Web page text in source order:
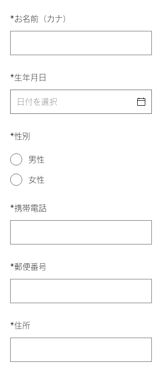
*お名前（カナ）
*生年月日
*性別
男性
女性
*携帯電話
*郵便番号
*住所